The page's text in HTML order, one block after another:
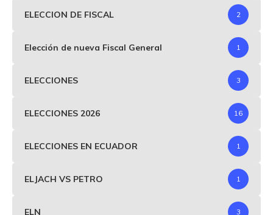
ELECCION DE FISCAL 2
Elección de nueva Fiscal General 1
ELECCIONES 3
ELECCIONES 2026 16
ELECCIONES EN ECUADOR 1
ELJACH VS PETRO 1
ELN 3